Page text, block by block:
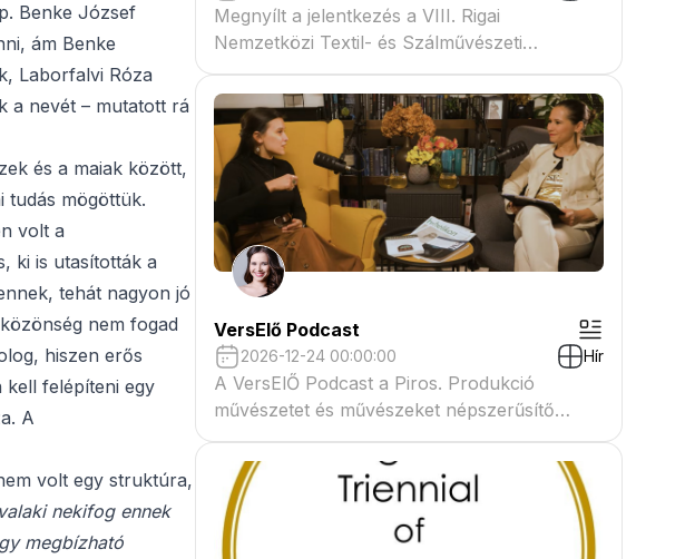
Benke József
ám Benke
Laborfalvi Róza
a nevét – mutatott rá
és a maiak között,
tudás mögöttük.
volt a
ki is utasították a
tehát nagyon jó
nem fogad
hiszen erős
kell felépíteni egy
A
volt egy struktúra,
nekifog ennek
megbízható
Megnyílt a jelentkezés a VIII. Rigai
Nemzetközi Textil- és Szálművészeti
Triennáléra
VersElő Podcast
2026-12-24 00:00:00 Hír
A VersElŐ Podcast a Piros. Produkció
művészetet és művészeket népszerűsítő
beszélgető műsora